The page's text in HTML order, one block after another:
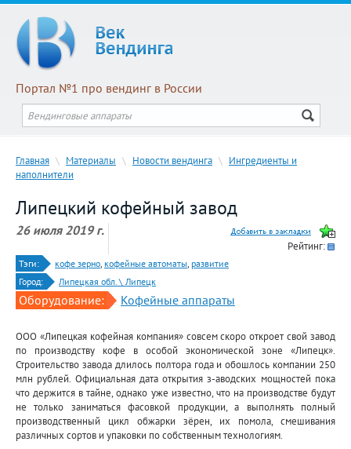
Портал №1 про вендинг в России
Главная \ Материалы \ Новости вендинга \ Ингредиенты и
наполнители
Липецкий кофейный завод
26 июля 2019 г.
Рейтинг:
Тэги: кофе зерно, кофейные автоматы, развитие
Город:
Липецкая обл. \ Липецк
Оборудование: Кофейные аппараты
ООО «Липецкая кофейная компания» совсем скоро откроет свой завод
по производству кофе в особой экономической зоне «Липецк».
Строительство завода длилось полтора года и обошлось компании 250
млн рублей. Официальная дата открытия з-аводских мощностей пока
что держится в тайне, однако уже известно, что на производстве будут
не только заниматься фасовкой продукции, а выполнять полный
производственный цикл обжарки зёрен, их помола, смешивания
различных сортов и упаковки по собственным технологиям.